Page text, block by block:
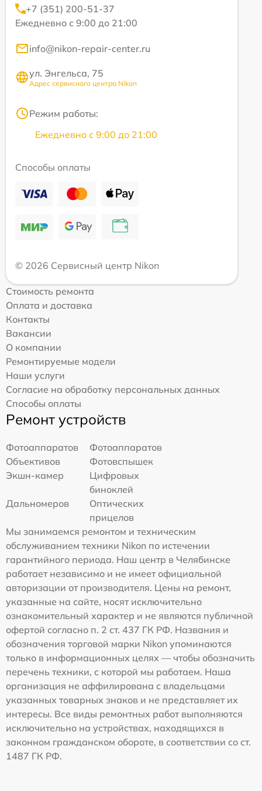
+7 (351) 200-51-37
Ежедневно с 9:00 до 21:00
info@nikon-repair-center.ru
ул. Энгельса, 75
Адрес сервисного центра Nikon
Режим работы:
Ежедневно с 9:00 до 21:00
Способы оплаты
© 2026 Сервисный центр Nikon
Стоимость ремонта
Оплата и доставка
Контакты
Вакансии
О компании
Ремонтируемые модели
Наши услуги
Согласие на обработку персональных данных
Способы оплаты
Ремонт устройств
Фотоаппаратов
Фотоаппаратов
Объективов
Фотовспышек
Экшн-камер
Цифровых
биноклей
Дальномеров
Оптических
прицелов
Мы занимаемся ремонтом и техническим
обслуживанием техники Nikon по истечении
гарантийного периода. Наш центр в Челябинске
работает независимо и не имеет официальной
авторизации от производителя. Цены на ремонт,
указанные на сайте, носят исключительно
ознакомительный характер и не являются публичной
офертой согласно п. 2 ст. 437 ГК РФ. Названия и
обозначения торговой марки Nikon упоминаются
только в информационных целях — чтобы обозначить
перечень техники, с которой мы работаем. Наша
организация не аффилирована с владельцами
указанных товарных знаков и не представляет их
интересы. Все виды ремонтных работ выполняются
исключительно на устройствах, находящихся в
законном гражданском обороте, в соответствии со ст.
1487 ГК РФ.